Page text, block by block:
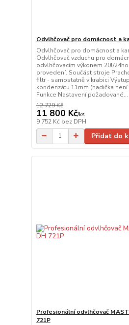
Odvlhčovač pro domácnost a
Odvlhčovač pro domácnost a
Odvlhčovač vzduchu pro
odvlhčovacím výkonem 20l/
provedení. Součást stroje
filtr - samostatně v krabici
kondenzátu 11mm (hadička
Funkce Nastavení požadované...
12 729 Kč
11 800 Kč/ks
9 752 Kč bez DPH
Přidat do
Profesionální odvlhčovač
721P